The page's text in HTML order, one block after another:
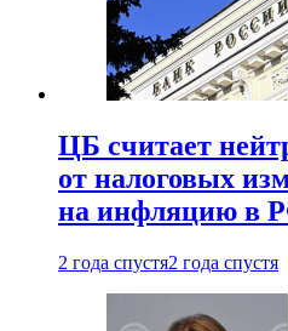
ЦБ считает
от налоговых
на инфляцию в
2 года спустя2 года спустя